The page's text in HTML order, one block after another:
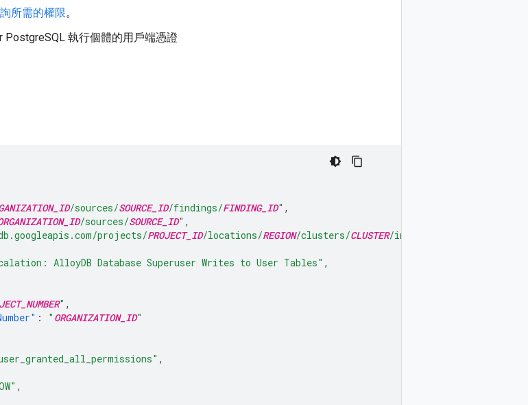
所需的權限。
PostgreSQL 執行個體的用戶端憑證
/sources/SOURCE_ID/findings/FINDING_ID" ,
/sources/SOURCE_ID" ,
projects/PROJECT_ID/locations/REGION/clusters/CLUSTER/instances/
AlloyDB Database Superuser Writes to User Tables" ,
" ,
: " ORGANIZATION_ID"
,
,